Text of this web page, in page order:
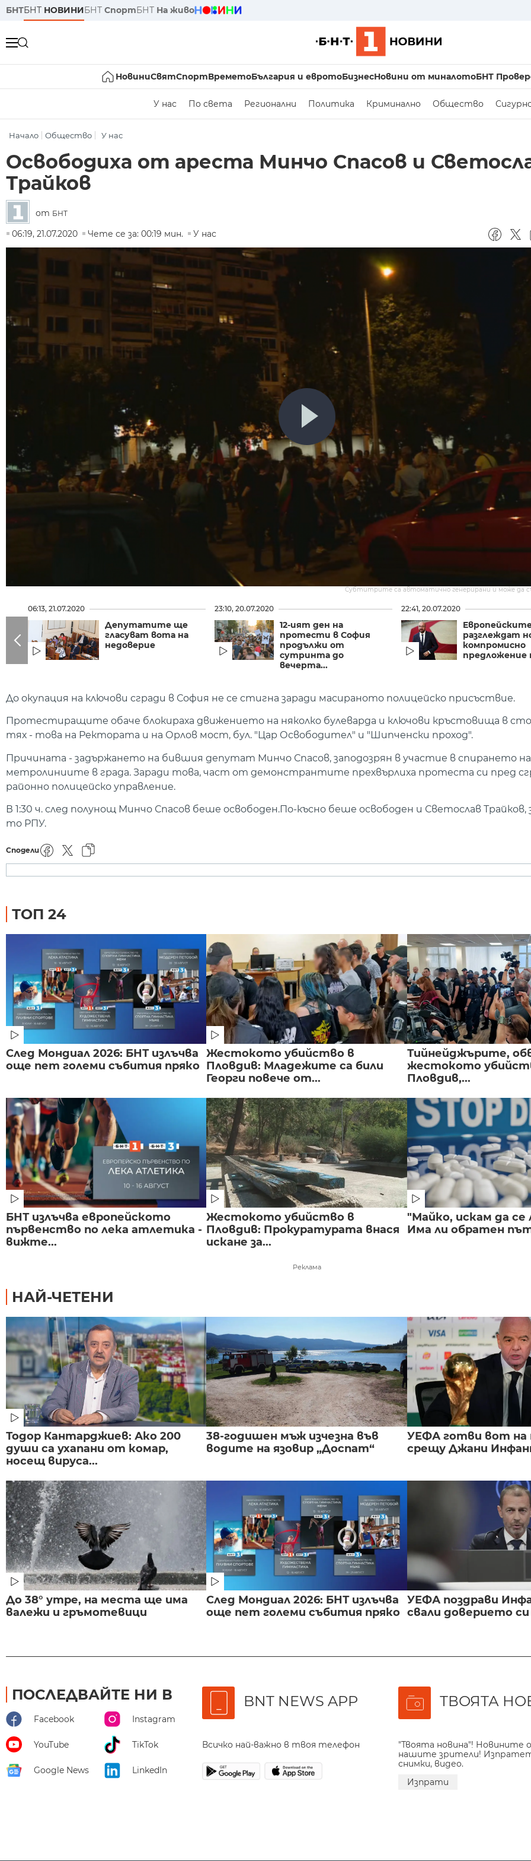
БНТБНТ НОВИНИБНТ СпортБНТ На живо
НовиниСвятСпортВреметоБългария и евротоБизнесНовини от миналотоБНТ
У нас По света Регионални Политика Криминално Общество
Начало Общество У нас
Освободиха от ареста Минчо Спасов и
Трайков
от БНТ
06:19, 21.07.2020
Чете се за: 00:19 мин. У нас
Субтитрите са автоматично генерирани и може да
06:13, 21.07.2020
Депутатите ще
гласуват вота на
недоверие
23:10, 20.07.2020
12-ият ден на
протести в София
продължи от
сутринта до
вечерта...
22:41, 20.07.2020
разглеждат
компромисно
предложение
До окупация на ключови сгради в София не се стигна заради масираното полицейско присъствие.
Протестиращите обаче блокираха движението на няколко булеварда и ключови кръстовища в
тях - това на Ректората и на Орлов мост, бул. "Цар Освободител" и "Шипченски проход".
Причината - задържането на бившия депутат Минчо Спасов, заподозрян в участие в спирането
метролиниите в града. Заради това, част от демонстрантите прехвърлиха протеста си пред
районно полицейско управление.
В 1:30 ч. след полунощ Минчо Спасов беше освободен.По-късно беше освободен и Светослав Трайков,
то РПУ.
Сподели
ТОП 24
След Мондиал 2026: БНТ излъчва
още пет големи събития пряко
Жестокото убийство в
Пловдив: Младежите са били
Георги повече от...
Тийнейджърите,
жестокото
Пловдив,...
БНТ излъчва европейското
първенство по лека атлетика -
вижте...
Жестокото убийство в
Пловдив: Прокуратурата внася
искане за...
"Майко, искам да се
Има ли обратен
Реклама
НАЙ-ЧЕТЕНИ
Тодор Кантарджиев: Ако 200
души са ухапани от комар,
носещ вируса...
38-годишен мъж изчезна във
водите на язовир „Доспат“
УЕФА готви вот на
срещу Джани
До 38° утре, на места ще има
валежи и гръмотевици
След Мондиал 2026: БНТ излъчва
още пет големи събития пряко
УЕФА поздрави
свали доверието
ПОСЛЕДВАЙТЕ НИ В
Facebook Instagram
YouTube TikTok
Google News LinkedIn
BNT NEWS APP
Всичко най-важно в твоя телефон
ТВОЯТА
"Твоята новина"! Новините
нашите зрители!
снимки, видео.
Изпрати